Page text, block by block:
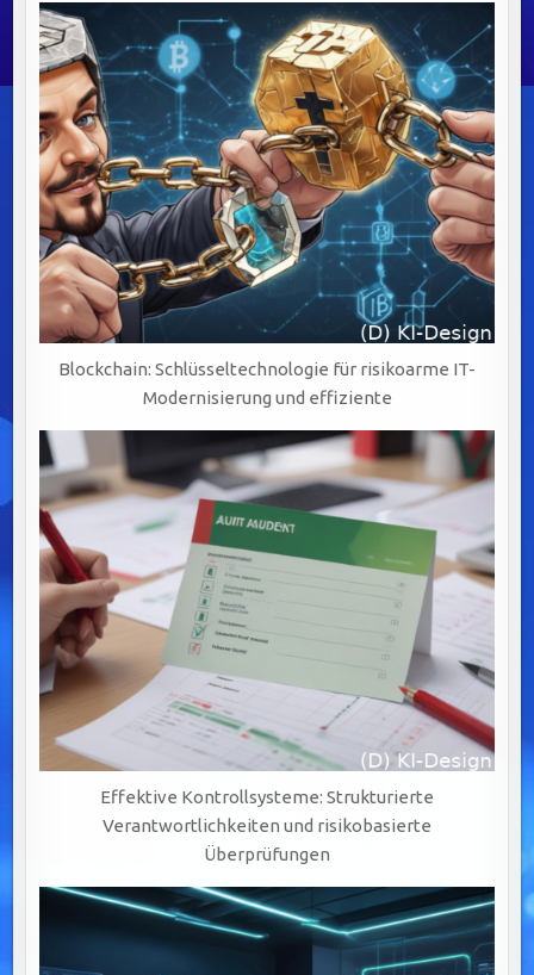
Blockchain: Schlüsseltechnologie für risikoarme IT-
Modernisierung und effiziente
Effektive Kontrollsysteme: Strukturierte
Verantwortlichkeiten und risikobasierte
Überprüfungen